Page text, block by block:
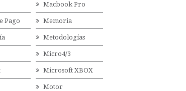
Macbook Pro
Pago Memoria
Metodologías
Micro4/3
Microsoft XBOX
Motor